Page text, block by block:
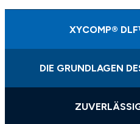
XYCOMP®
DIE GRUNDLAGEN